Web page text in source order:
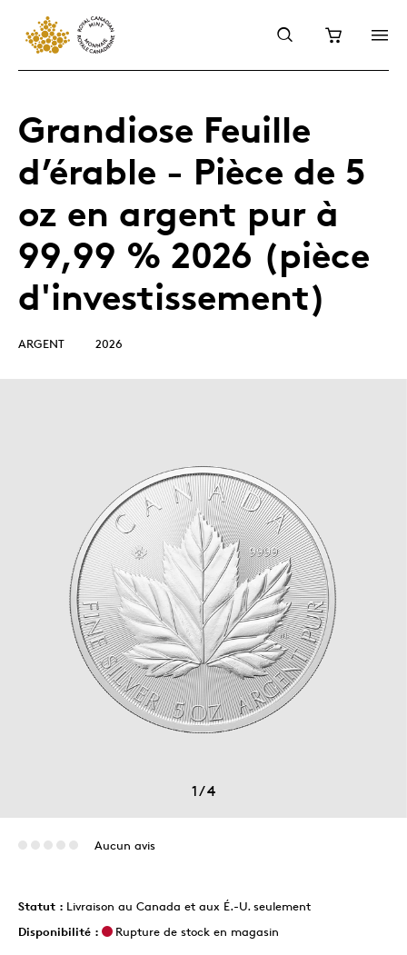
Grandiose Feuille
d’érable - Pièce de 5
oz en argent pur à
99,99 % 2026 (pièce
d'investissement)
ARGENT 2026
1/4
Aucun avis
Statut : Livraison au Canada et aux É.-U. seulement
Disponibilité :
Rupture de stock en magasin